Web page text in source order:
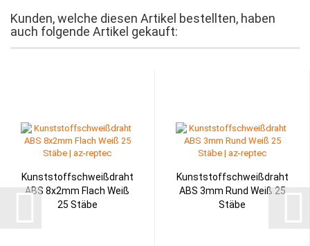
Kunden, welche diesen Artikel bestellten, haben
auch folgende Artikel gekauft:
Kunststoffschweißdraht
ABS 8x2mm Flach Weiß
25 Stäbe
Kunststoffschweißdraht
ABS 3mm Rund Weiß 25
Stäbe